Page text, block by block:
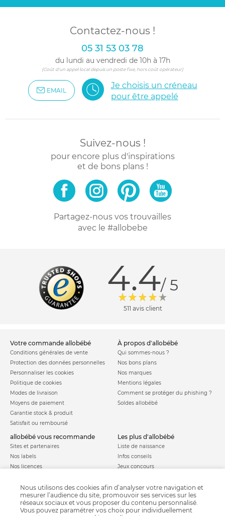
Contactez-nous !
05 31 53 03 78
du lundi au vendredi de 10h à 17h
(Coût d'un appel local depuis un poste fixe, hors coût opérateur)
EMAIL
Je choisis un créneau
pour être appelé
Suivez-nous !
pour encore plus d'inspirations
et de bons plans !
Partagez-nous vos trouvailles
avec le #allobebe
4.4/ 5
511 avis client
votre commande allobébé
Conditions générales de vente
Protection des données personnelles
Personnaliser les cookies
Politique de cookies
Modes de livraison
Moyens de paiement
Garantie stock & produit
Satisfait ou remboursé
à propos d'allobébé
Qui sommes-nous ?
Nos bons plans
Nos marques
Mentions légales
Comment se protéger du phishing ?
Soldes allobébé
allobébé vous recommande
Sites et partenaires
Nos labels
Nos licences
les plus d'allobébé
Liste de naissance
Infos conseils
Jeux concours
Parrainage
Paiement sécurisé
Nous utilisons des cookies afin d’analyser votre navigation et
mesurer l’audience du site, promouvoir ses services sur les
réseaux sociaux et vous proposer du contenu personnalisé.
Vous pouvez paramétrer vos choix pour individuellement